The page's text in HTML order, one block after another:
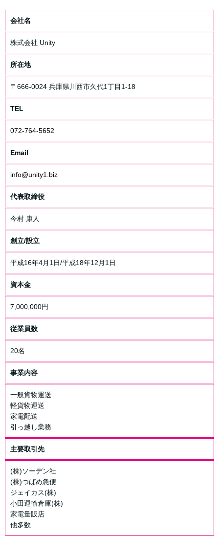
個人情報の利用目的
お客さまからお預かりした個人情報は、当社からのご連絡や業務
のご案内やご質問に対する回答として、電子メールや資料のご送
付に利用いたします。
個人情報の第三者への開示・提供の禁止
当社は、お客さまよりお預かりした個人情報を適切に管理し、次
のいずれかに該当する場合を除き、個人情報を第三者に開示いた
個人情報の安全対策
当社は、個人情報の正確性及び安全性確保のために、セキュリテ
ィに万全の対策を講じています。
ご本人の照会
お客さまがご本人の個人情報の照会・修正・削除などをご希望さ
れる場合には、ご本人であることを確認の上、対応させていただ
きます。
当社は、保有する個人情報に関して適用される日本の法令、その
の改善に努めます。
会社名
株式会社 Unity
所在地
〒666-0024 兵庫県川西市久代1丁目1-18
TEL
072-764-5652
Email
info@unity1.biz
代表取締役
今村 康人
創立/設立
平成16年4月1日/平成18年12月1日
資本金
7,000,000円
従業員数
20名
事業内容
一般貨物運送
軽貨物運送
家電配送
引っ越し業務
主要取引先
(株)ソーデン社
(株)つばめ急便
ジェイカス(株)
小田運輸倉庫(株)
家電量販店
他多数